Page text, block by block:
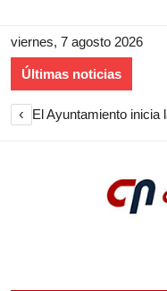
viernes, 7 agosto 2026
Últimas noticias
‹